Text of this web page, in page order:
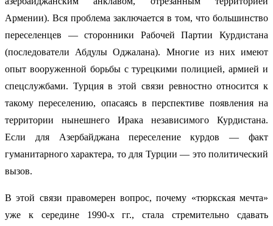
Армении). Вся проблема заключается в том, что большинство
переселенцев — сторонники Рабочей Партии Курдистана
(последователи Абдулы Оджалана). Многие из них имеют
опыт вооруженной борьбы с турецкими полицией, армией и
спецслужбами. Турция в этой связи ревностно относится к
такому переселению, опасаясь в перспективе появления на
территории нынешнего Ирака независимого Курдистана.
Если для Азербайджана переселение курдов — факт
гуманитарного характера, то для Турции — это политический
вызов.
В этой связи правомерен вопрос, почему «тюркская мечта»
уже к середине 1990-х гг., стала стремительно сдавать